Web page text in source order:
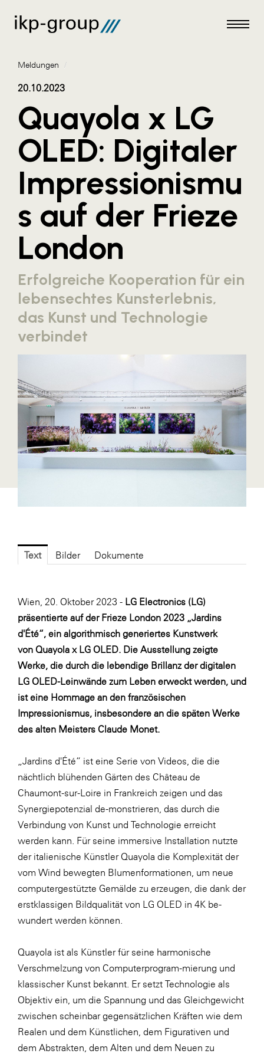
Meldungen
AKTUELLES
ALEX Krems
Amazon Web Services
AustroCel Hallein
Blaguss
Bundesverband Sonnenschutztechnik
Cineplexx
Colmobil Austria
Darbo
Designer Outlets Parndorf und Salzburg
DOMOFERM
Essity
EY
FRoSTA
Gardena
Gas Connect Austria
GBV - Verband gemeinnütziger
Bauvereinigungen
Getzner Werkstoffe
Heimat Österreich
ikp
Johnson & Johnson
JELD-WEN DANA
kosaplaner
LAT Nitrogen
Libro
Lidl Österreich
Die Menü-Manufaktur
MTH Retail Group
OMV
OptimaMed
PAGRO
PHH Rechtsanwält:innen
Primark
Salesforce
sebamed
SeneCura
Meldungen /
20.10.2023
Quayola x LG
OLED: Digitaler
Impressionismu
s auf der Frieze
London
Erfolgreiche Kooperation für ein
lebensechtes Kunsterlebnis,
das Kunst und Technologie
verbindet
Text Bilder Dokumente
Wien, 20. Oktober 2023 - LG Electronics (LG)
präsentierte auf der Frieze London 2023 „Jardins
d'Été“, ein algorithmisch generiertes Kunstwerk
von Quayola x LG OLED. Die Ausstellung zeigte
Werke, die durch die lebendige Brillanz der digitalen
LG OLED-Leinwände zum Leben erweckt werden, und
ist eine Hommage an den französischen
Impressionismus, insbesondere an die späten Werke
des alten Meisters Claude Monet.
„Jardins d'Été“ ist eine Serie von Videos, die die
nächtlich blühenden Gärten des Château de
Chaumont-sur-Loire in Frankreich zeigen und das
Synergiepotenzial de-monstrieren, das durch die
Verbindung von Kunst und Technologie erreicht
werden kann. Für seine immersive Installation nutzte
der italienische Künstler Quayola die Komplexität der
vom Wind bewegten Blumenformationen, um neue
computergestützte Gemälde zu erzeugen, die dank der
erstklassigen Bildqualität von LG OLED in 4K be-
wundert werden können.
Quayola ist als Künstler für seine harmonische
Verschmelzung von Computerprogram-mierung und
klassischer Kunst bekannt. Er setzt Technologie als
Objektiv ein, um die Spannung und das Gleichgewicht
zwischen scheinbar gegensätzlichen Kräften wie dem
Realen und dem Künstlichen, dem Figurativen und
dem Abstrakten, dem Alten und dem Neuen zu